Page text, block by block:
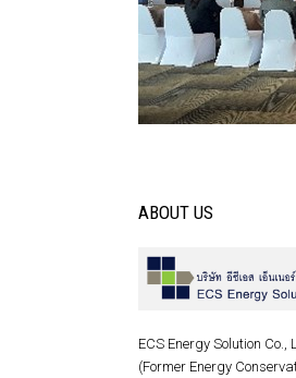
ABOUT US
ECS Energy Solution Co.,
(Former Energy